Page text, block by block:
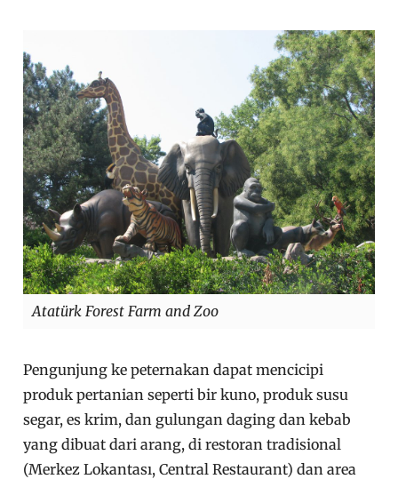
Atatürk Forest Farm and Zoo
Pengunjung ke peternakan dapat mencicipi
produk pertanian seperti bir kuno, produk susu
segar, es krim, dan gulungan daging dan kebab
yang dibuat dari arang, di restoran tradisional
(Merkez Lokantası, Central Restaurant) dan area